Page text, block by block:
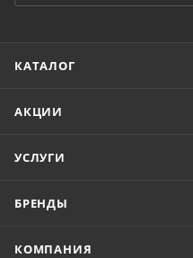
КАТАЛОГ
АКЦИИ
УСЛУГИ
БРЕНДЫ
КОМПАНИЯ